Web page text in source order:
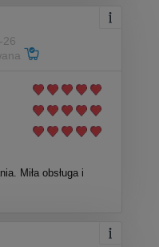
26
Miła obsługa i